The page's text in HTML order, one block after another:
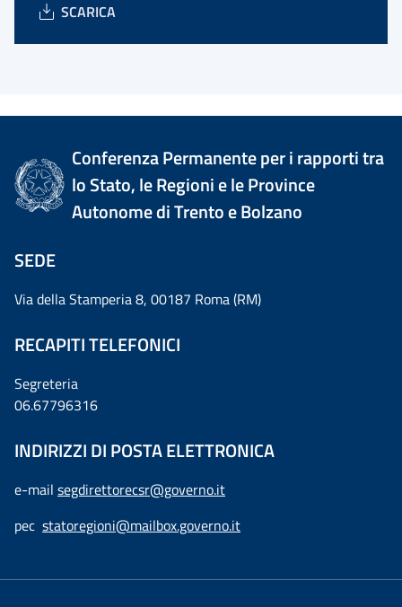
SCARICA
Conferenza Permanente per i rapporti tra
lo Stato, le Regioni e le Province
Autonome di Trento e Bolzano
SEDE
Via della Stamperia 8, 00187 Roma (RM)
RECAPITI TELEFONICI
Segreteria
06.67796316
INDIRIZZI DI POSTA ELETTRONICA
e-mail segdirettorecsr@governo.it
pec statoregioni@mailbox.governo.it